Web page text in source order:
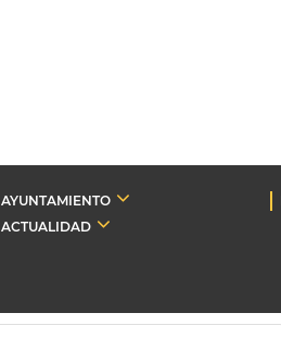
AYUNTAMIENTO
ACTUALIDAD